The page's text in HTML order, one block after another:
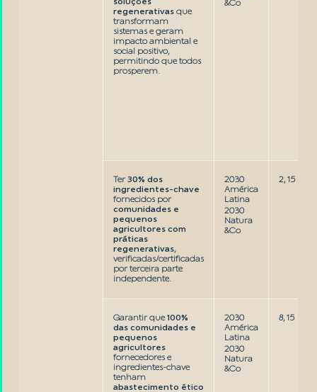
soluções
regenerativasque
transformam
sistemas e geram
impacto ambiental e
social positivo,
permitindo que todos
prosperem.
&Co
Ter 30% dos
ingredientes-chave
fornecidos por
comunidades e
pequenos
agricultores com
práticas
regenerativas,
verificadas/certificadas
por terceira parte
independente.
2030
América
Latina
2030
Natura
&Co
2, 15
Garantir que 100%
das comunidades e
pequenos
agricultores
fornecedores e
ingredientes-chave
tenham
abastecimento ético
2030
América
Latina
2030
Natura
&Co
8, 15